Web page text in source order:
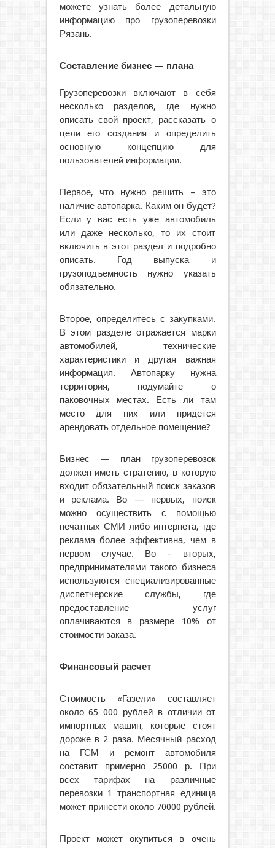
можете узнать более детальную
информацию про грузоперевозки
Рязань.
Составление бизнес — плана
Грузоперевозки включают в себя
несколько разделов, где нужно
описать свой проект, рассказать о
цели его создания и определить
основную концепцию для
пользователей информации.
Первое, что нужно решить – это
наличие автопарка. Каким он будет?
Если у вас есть уже автомобиль
или даже несколько, то их стоит
включить в этот раздел и подробно
описать. Год выпуска и
грузоподъемность нужно указать
обязательно.
Второе, определитесь с закупками.
В этом разделе отражается марки
автомобилей, технические
характеристики и другая важная
информация. Автопарку нужна
территория, подумайте о
паковочных местах. Есть ли там
место для них или придется
арендовать отдельное помещение?
Бизнес — план грузоперевозок
должен иметь стратегию, в которую
входит обязательный поиск заказов
и реклама. Во — первых, поиск
можно осуществить с помощью
печатных СМИ либо интернета, где
реклама более эффективна, чем в
первом случае. Во – вторых,
предпринимателями такого бизнеса
используются специализированные
диспетчерские службы, где
предоставление услуг
оплачиваются в размере 10% от
стоимости заказа.
Финансовый расчет
Стоимость «Газели» составляет
около 65 000 рублей в отличии от
импортных машин, которые стоят
дороже в 2 раза. Месячный расход
на ГСМ и ремонт автомобиля
составит примерно 25000 р. При
всех тарифах на различные
перевозки 1 транспортная единица
может принести около 70000 рублей.
Проект может окупиться в очень